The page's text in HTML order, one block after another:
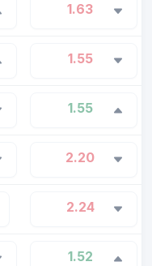
1.63
1.55
1.55
2.20
2.24
1.52